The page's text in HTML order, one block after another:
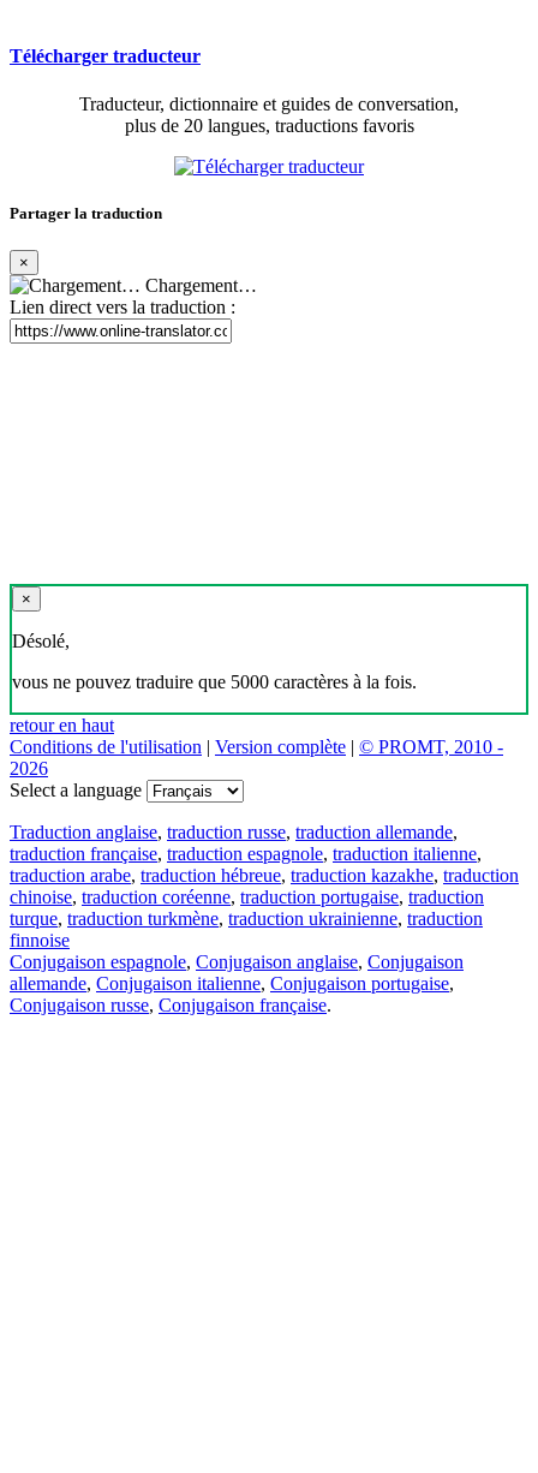
Télécharger traducteur
Traducteur, dictionnaire et guides de conversation,
plus de 20 langues, traductions favoris
Partager la traduction
×
Chargement…
Lien direct vers la traduction :
×
Désolé,
vous ne pouvez traduire que 5000 caractères à la fois.
retour en haut
Conditions de l'utilisation | Version complète | © PROMT, 2010 -
2026
Select a language
Traduction anglaise, traduction russe, traduction allemande,
traduction française, traduction espagnole, traduction italienne,
traduction arabe, traduction hébreue, traduction kazakhe, traduction
chinoise, traduction coréenne, traduction portugaise, traduction
turque, traduction turkmène, traduction ukrainienne, traduction
finnoise
Conjugaison espagnole, Conjugaison anglaise, Conjugaison
allemande, Conjugaison italienne, Conjugaison portugaise,
Conjugaison russe, Conjugaison française.